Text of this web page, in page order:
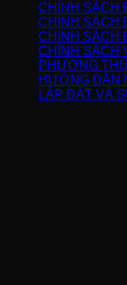
CHÍNH SÁCH
CHÍNH SÁCH
CHÍNH SÁCH
CHÍNH SÁCH
PHƯƠNG
HƯỚNG DẪN
LẮP ĐẶT VÀ